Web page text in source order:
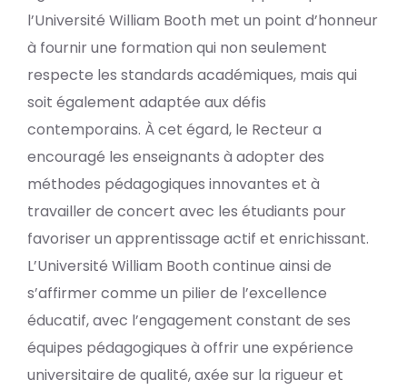
l’Université William Booth met un point d’honneur
à fournir une formation qui non seulement
respecte les standards académiques, mais qui
soit également adaptée aux défis
contemporains. À cet égard, le Recteur a
encouragé les enseignants à adopter des
méthodes pédagogiques innovantes et à
travailler de concert avec les étudiants pour
favoriser un apprentissage actif et enrichissant.
L’Université William Booth continue ainsi de
s’affirmer comme un pilier de l’excellence
éducatif, avec l’engagement constant de ses
équipes pédagogiques à offrir une expérience
universitaire de qualité, axée sur la rigueur et